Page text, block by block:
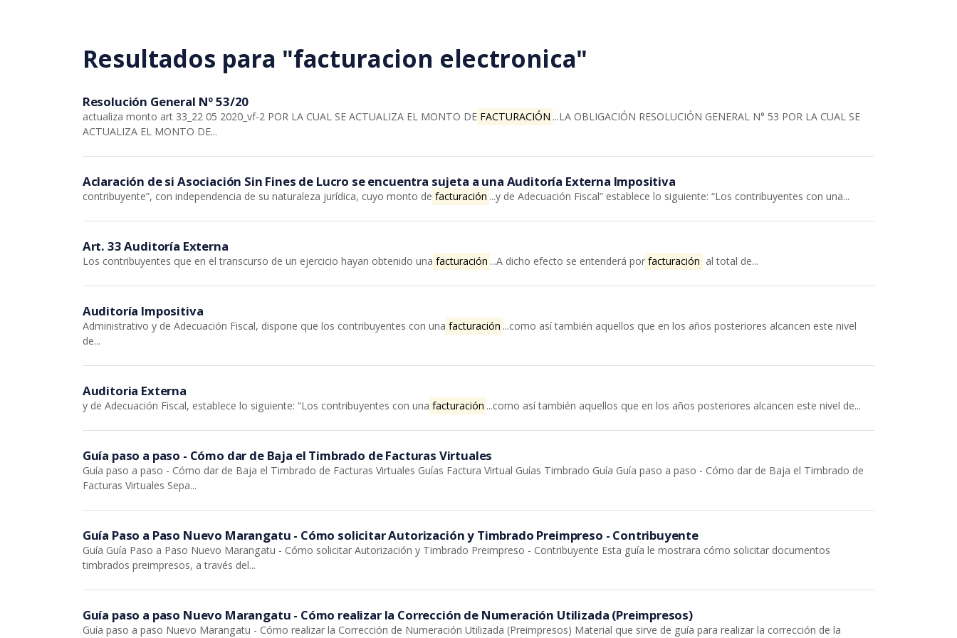
Resultados para "facturacion electronica"
Resolución General Nº 53/20
actualiza monto art 33_22 05 2020_vf-2 POR LA CUAL SE ACTUALIZA EL MONTO DE FACTURACIÓN ...LA OBLIGACIÓN RESOLUCIÓN GENERAL N° 53 POR LA CUAL SE
ACTUALIZA EL MONTO DE...
Aclaración de si Asociación Sin Fines de Lucro se encuentra sujeta a una Auditoría Externa Impositiva
contribuyente”, con independencia de su naturaleza jurídica, cuyo monto de facturación ...y de Adecuación Fiscal” establece lo siguiente: “Los contribuyentes con una...
Art. 33 Auditoría Externa
Los contribuyentes que en el transcurso de un ejercicio hayan obtenido una facturación ...A dicho efecto se entenderá porfacturación al total de...
Auditoría Impositiva
Administrativo y de Adecuación Fiscal, dispone que los contribuyentes con una facturación ...como así también aquellos que en los años posteriores alcancen este nivel
de...
Auditoria Externa
y de Adecuación Fiscal, establece lo siguiente: “Los contribuyentes con una facturación ...como así también aquellos que en los años posteriores alcancen este nivel de...
Guía paso a paso - Cómo dar de Baja el Timbrado de Facturas Virtuales
Guía paso a paso - Cómo dar de Baja el Timbrado de Facturas Virtuales Guías Factura Virtual Guías Timbrado Guía Guía paso a paso - Cómo dar de Baja el Timbrado de
Facturas Virtuales Sepa...
Guía Paso a Paso Nuevo Marangatu - Cómo solicitar Autorización y Timbrado Preimpreso - Contribuyente
Guía Guía Paso a Paso Nuevo Marangatu - Cómo solicitar Autorización y Timbrado Preimpreso - Contribuyente Esta guía le mostrara cómo solicitar documentos
timbrados preimpresos, a través del...
Guía paso a paso Nuevo Marangatu - Cómo realizar la Corrección de Numeración Utilizada (Preimpresos)
Guía paso a paso Nuevo Marangatu - Cómo realizar la Corrección de Numeración Utilizada (Preimpresos) Material que sirve de guía para realizar la corrección de la